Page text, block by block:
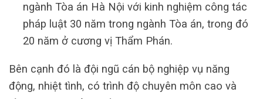
ngành Tòa án Hà Nội với kinh nghiệm công tác
pháp luật 30 năm trong ngành Tòa án, trong đó
20 năm ở cương vị Thẩm Phán.
Bên cạnh đó là đội ngũ cán bộ nghiệp vụ năng
động, nhiệt tình, có trình độ chuyên môn cao và